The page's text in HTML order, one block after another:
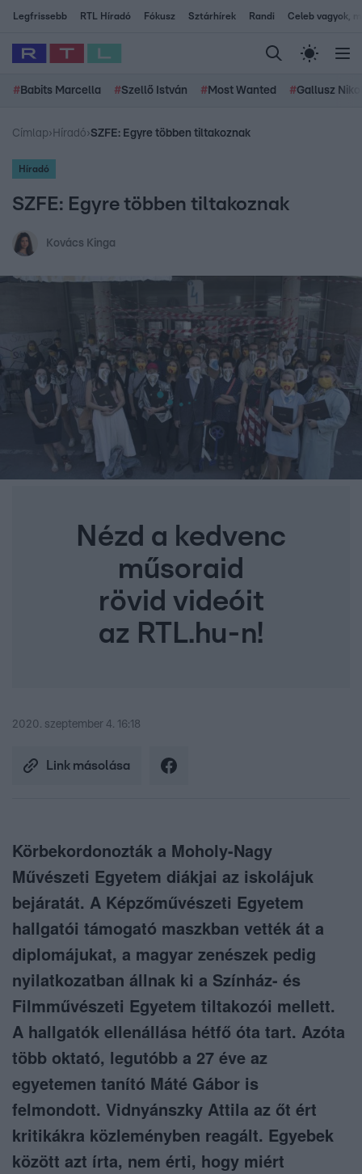
Legfrissebb RTL Híradó Fókusz Sztárhírek Randi Celeb vagyok,
# Babits Marcella #Szellő István # Most Wanted #Gallusz
Címlap› Híradó›SZFE: Egyre többen tiltakoznak
Híradó
SZFE: Egyre többen tiltakoznak
Kovács Kinga
Nézd a kedvenc
műsoraid
rövid videóit
az RTL.hu-n!
2020. szeptember 4. 16:18
Link másolása
Körbekordonozták a Moholy-Nagy
Művészeti Egyetem diákjai az iskolájuk
bejáratát. A Képzőművészeti Egyetem
hallgatói támogató maszkban vették át a
diplomájukat, a magyar zenészek pedig
nyilatkozatban állnak ki a Színház- és
Filmművészeti Egyetem tiltakozói mellett.
A hallgatók ellenállása hétfő óta tart. Azóta
több oktató, legutóbb a 27 éve az
egyetemen tanító Máté Gábor is
felmondott. Vidnyánszky Attila az őt ért
kritikákra közleményben reagált. Egyebek
között azt írta, nem érti, hogy miért